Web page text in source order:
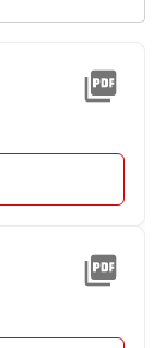
picture_as_pdf
picture_as_pdf